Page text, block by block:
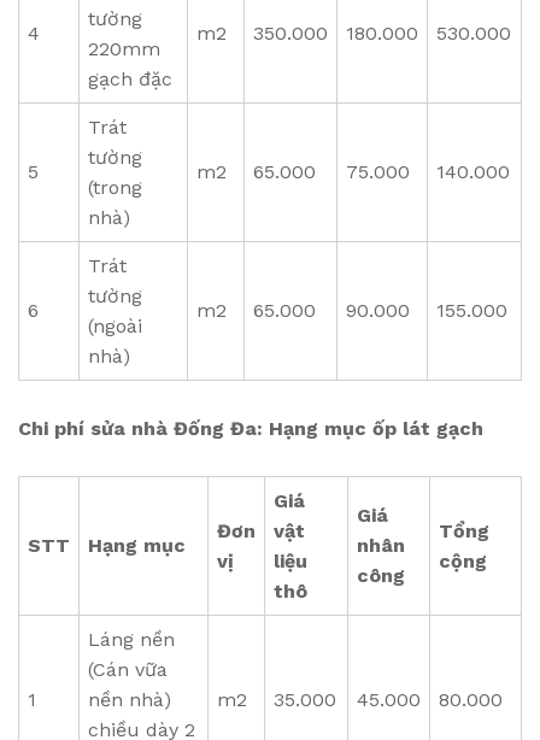
4
tường
220mm
gạch đặc
m2 350.000 180.000 530.000
5
Trát
tường
(trong
nhà)
m2 65.000 75.000 140.000
6
Trát
tường
(ngoài
nhà)
m2 65.000 90.000 155.000
Chi phí sửa nhà Đống Đa: Hạng mục ốp lát gạch
STT Hạng mục
Đơn
vị
Giá
vật
liệu
thô
Giá
nhân
công
Tổng
cộng
1
Láng nền
(Cán vữa
nền nhà)
chiều dày 2
m2 35.000 45.000 80.000